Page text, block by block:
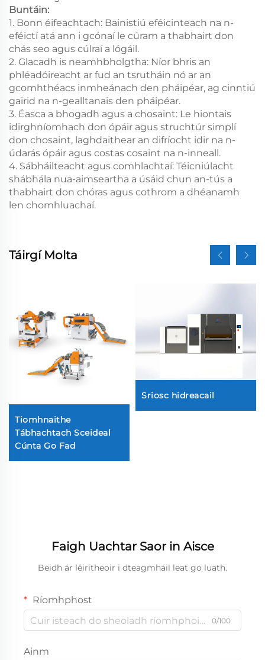
Buntáin:
1. Bonn éifeachtach: Bainistiú eféicinteach na n-
eféictí atá ann i gcónaí le cúram a thabhairt don
chás seo agus cúlraí a lógáil.
2. Glacadh is neamhbholgtha: Níor bhris an
phléadóireacht ar fud an tsrutháin nó ar an
gcomhthéacs inmheánach den pháipéar, ag cinntiú
gairid na n-gealltanais den pháipéar.
3. Éasca a bhogadh agus a chosaint: Le hiontais
idirghníomhach don ópáir agus struchtúr simplí
don chosaint, laghdaithear an difríocht idir na n-
údarás ópáir agus costas cosaint na n-inneall.
4. Sábháilteacht agus comhlachtaí: Téicniúlacht
shábhála nua-aimseartha a úsáid chun an-tús a
thabhairt don chóras agus cothrom a dhéanamh
len chomhluachaí.
Táirgí Molta
Tiomhnaithe
Tábhachtach Sceideal
Cúnta Go Fad
Sriosc hidreacail
Faigh Uachtar Saor in Aisce
Beidh ár léiritheoir i dteagmháil leat go luath.
Ríomhphost
0/100
Ainm